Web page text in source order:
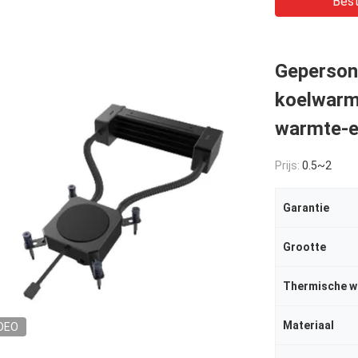
warmte-
Prijs: 0.5~2
Garantie
Grootte
Thermische
Materiaal